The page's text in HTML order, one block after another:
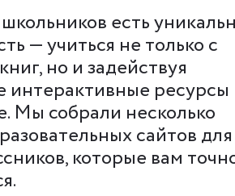
есть
— учиться не только с
но и задействуя
интерактивные ресурсы
Мы собрали несколько
сайтов для
которые вам